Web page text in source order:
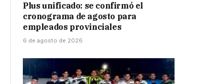
Plus unificado: se confirmó el
cronograma de agosto para
empleados provinciales
6 de agosto de 2026